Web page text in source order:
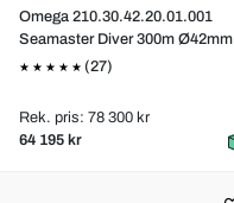
Omega 210.30.42.20.01.001
Seamaster Diver 300m Ø42mm
(27)
Rek. pris: 78 300 kr
64 195 kr